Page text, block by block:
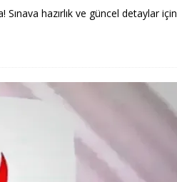
hazırlık ve güncel detaylar için